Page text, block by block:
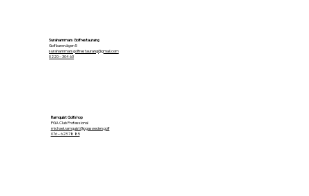
Ramquist Golfshop
PGA Club Professional
michael.ramquist@pgasweden.golf
076 – 623 78 85
Surahammars Golfrestaurang
Golfbanevägen 5
surahammarsgolfrestaurang@gmail.com
0220 – 304 63